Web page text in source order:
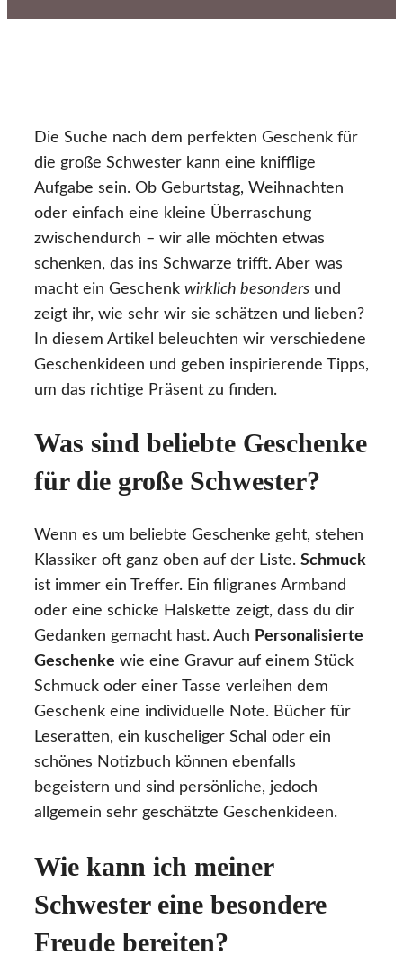
Die Suche nach dem perfekten Geschenk für
die große Schwester kann eine knifflige
Aufgabe sein. Ob Geburtstag, Weihnachten
oder einfach eine kleine Überraschung
zwischendurch – wir alle möchten etwas
schenken, das ins Schwarze trifft. Aber was
macht ein Geschenk wirklich besonders und
zeigt ihr, wie sehr wir sie schätzen und lieben?
In diesem Artikel beleuchten wir verschiedene
Geschenkideen und geben inspirierende Tipps,
um das richtige Präsent zu finden.
Was sind beliebte Geschenke
für die große Schwester?
Wenn es um beliebte Geschenke geht, stehen
Klassiker oft ganz oben auf der Liste. Schmuck
ist immer ein Treffer. Ein filigranes Armband
oder eine schicke Halskette zeigt, dass du dir
Gedanken gemacht hast. Auch Personalisierte
Geschenke wie eine Gravur auf einem Stück
Schmuck oder einer Tasse verleihen dem
Geschenk eine individuelle Note. Bücher für
Leseratten, ein kuscheliger Schal oder ein
schönes Notizbuch können ebenfalls
begeistern und sind persönliche, jedoch
allgemein sehr geschätzte Geschenkideen.
Wie kann ich meiner
Schwester eine besondere
Freude bereiten?